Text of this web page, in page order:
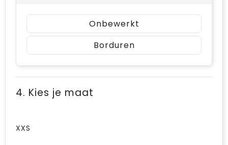
Onbewerkt
Borduren
4. Kies je maat
XXS